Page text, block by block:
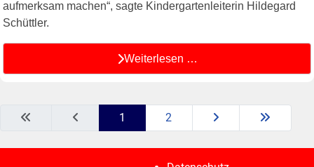
aufmerksam machen“, sagte Kindergartenleiterin Hildegard
Schüttler.
Weiterlesen …
1 2